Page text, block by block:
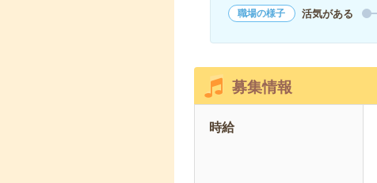
職場の様子 活気がある
募集情報
時給